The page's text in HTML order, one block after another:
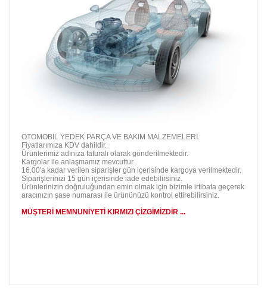
OTOMOBİL YEDEK PARÇA VE BAKIM MALZEMELERİ.
Fiyatlarımıza KDV dahildir.
Ürünlerimiz adınıza faturalı olarak gönderilmektedir.
Kargolar ile anlaşmamız mevcuttur.
16.00'a kadar verilen siparişler gün içerisinde kargoya verilmektedir.
Siparişlerinizi 15 gün içerisinde iade edebilirsiniz.
Ürünlerinizin doğruluğundan emin olmak için bizimle irtibata geçerek
aracınızın şase numarası ile ürününüzü kontrol ettirebilirsiniz.
MÜŞTERİ MEMNUNİYETİ KIRMIZI ÇİZGİMİZDİR ...
Bu ürünün fiyat bilgisi, resim, ürün açıklamalarında ve diğer